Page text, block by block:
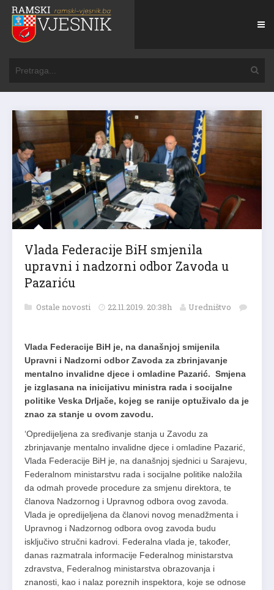
Vlada Federacije BiH smjenila
upravni i nadzorni odbor Zavoda u
Pazariću
Ostale novosti 22.11.2019. 20:38h Uredništvo
Vlada Federacije BiH je, na današnjoj smijenila
Upravni i Nadzorni odbor Zavoda za zbrinjavanje
mentalno invalidne djece i omladine Pazarić. Smjena
je izglasana na inicijativu ministra rada i socijalne
politike Veska Drljače, kojeg se ranije optuživalo da je
znao za stanje u ovom zavodu.
‘Opredijeljena za sređivanje stanja u Zavodu za
zbrinjavanje mentalno invalidne djece i omladine Pazarić,
Vlada Federacije BiH je, na današnjoj sjednici u Sarajevu,
Federalnom ministarstvu rada i socijalne politike naložila
da odmah provede procedure za smjenu direktora, te
članova Nadzornog i Upravnog odbora ovog zavoda.
Vlada je opredijeljena da članovi novog menadžmenta i
Upravnog i Nadzornog odbora ovog zavoda budu
isključivo stručni kadrovi. Federalna vlada je, također,
danas razmatrala informacije Federalnog ministarstva
zdravstva, Federalnog ministarstva obrazovanja i
znanosti, kao i nalaz poreznih inspektora, koje se odnose